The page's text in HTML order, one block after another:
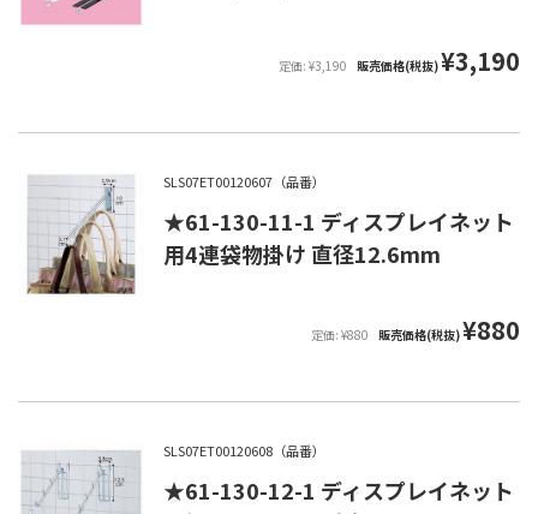
定価: ¥3,190 販売価格(税抜)¥3,190
SLS07ET00120607（品番）
★61-130-11-1 ディスプレイネット
用4連袋物掛け 直径12.6mm
定価: ¥880 販売価格(税抜)¥880
SLS07ET00120608（品番）
★61-130-12-1 ディスプレイネット